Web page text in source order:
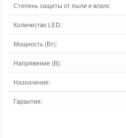
Степень защиты от пыли и влаги:
Количество LED:
Мощность (Вт):
Напряжение (В):
Назначение:
Гарантия: